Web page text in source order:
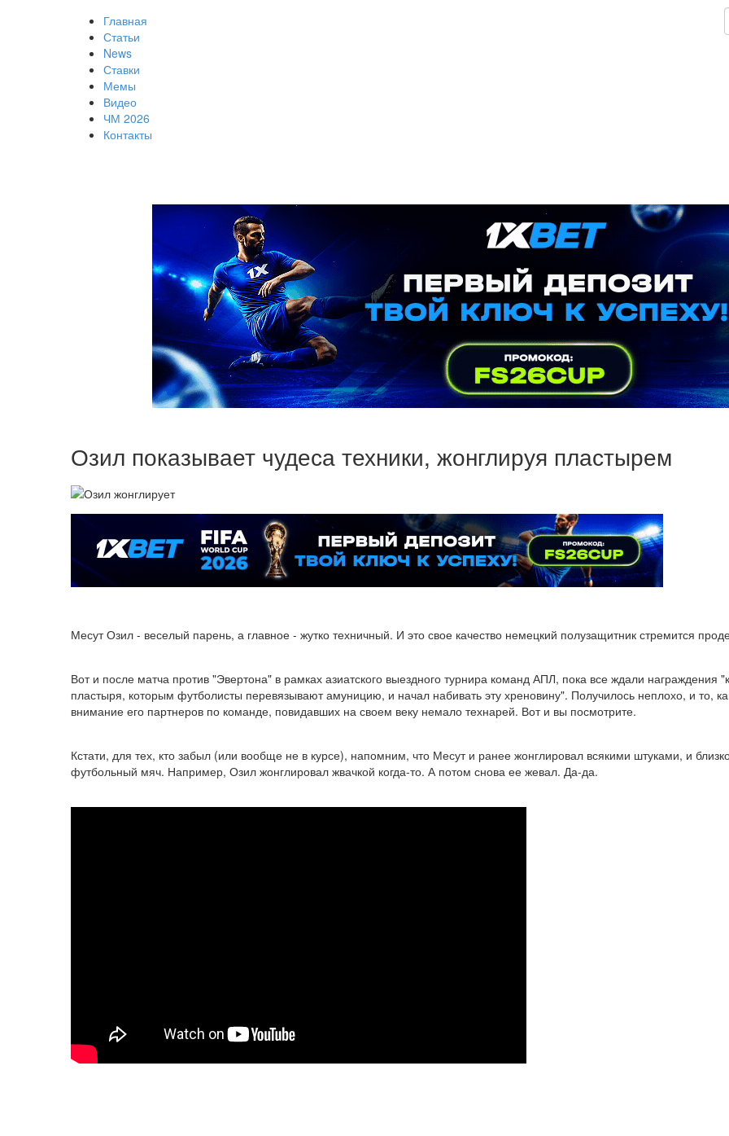
Главная
Статьи
News
Ставки
Мемы
Видео
ЧМ 2026
Контакты
Озил показывает чудеса техники, жонглируя пластырем
Месут Озил - веселый парень, а главное - жутко техничный. И это свое качество немецкий полузащитник стремится
Вот и после матча против "Эвертона" в рамках азиатского выездного турнира команд АПЛ, пока все ждали
пластыря, которым футболисты перевязывают амуницию, и начал набивать эту хреновину". Получилось неплохо, и то,
внимание его партнеров по команде, повидавших на своем веку немало технарей. Вот и вы посмотрите.
Кстати, для тех, кто забыл (или вообще не в курсе), напомним, что Месут и ранее жонглировал всякими штуками, и
футбольный мяч. Например, Озил жонглировал жвачкой когда-то. А потом снова ее жевал. Да-да.